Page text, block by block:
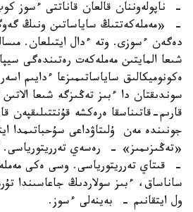
- ناپولەوننان قالعان قاناتتى ءسوز
- «مەملەكەتتىڭ ساياساتىن ونىڭ
دەگەن ءسوزى. وتە ءدال ايتىلعان.
شىعا المايتىن مەملەكەت رەتىندەگى
ەكونوميكالىق ساياساتىمىزعا ءدايىم
سوندىقتان دا ءبىز تەڭىزگە شىعا
قارىم-قاتىناسقا ەرەكشە قۇنتتىلىقپەن
جونىندە مەن ۇلىتاۋداعى سۇحباتىمدا
«تەڭىزىمىز» - رەسەي تەرريتورياسى.
- قىتاي تەرريتورياسى. وسى ەكى
ساناساق، ءبىز سولاردىڭ جاعاسىندا
ول ايتقانىم - بەينەلى ءسوز.